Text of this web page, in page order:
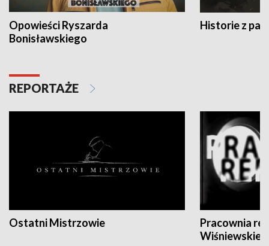
Opowieści Ryszarda
Bonisławskiego
Historie z
REPORTAŻE
Ostatni Mistrzowie
Pracownia